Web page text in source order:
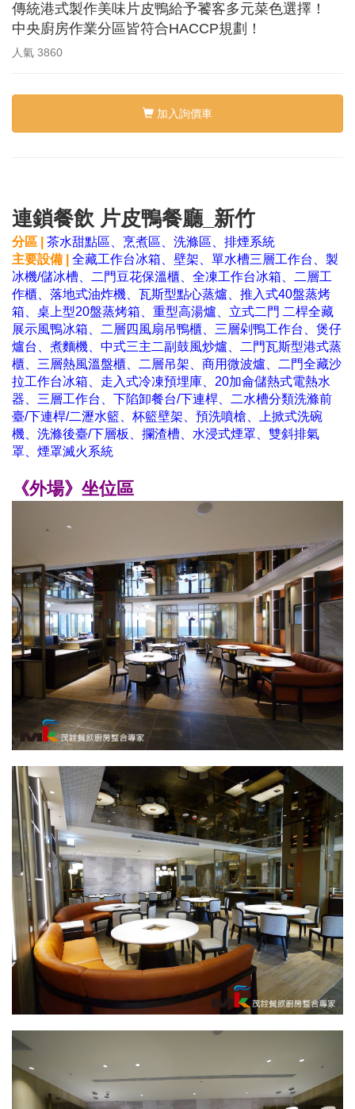
傳統港式製作美味片皮鴨給予饕客多元菜色選擇！
中央廚房作業分區皆符合HACCP規劃！
人氣 3860
加入詢價車
連鎖餐飲 片皮鴨餐廳_新竹
分區 |
茶水甜點區、烹煮區、洗滌區、排煙系統
主要設備 |
全藏工作台冰箱、壁架、單水槽三層工作台、製
冰機/儲冰槽、二門豆花保溫櫃、全凍工作台冰箱、二層工
作櫃、落地式油炸機、瓦斯型點心蒸爐、推入式40盤蒸烤
箱、桌上型20盤蒸烤箱、重型高湯爐、立式二門 二桿全藏
展示風鴨冰箱、二層四風扇吊鴨櫃、三層剁鴨工作台、煲仔
爐台、煮麵機、中式三主二副鼓風炒爐、二門瓦斯型港式蒸
櫃、三層熱風溫盤櫃、二層吊架、商用微波爐、二門全藏沙
拉工作台冰箱、走入式冷凍預埋庫、20加侖儲熱式電熱水
器、三層工作台、下陷卸餐台/下連桿、二水槽分類洗滌前
臺/下連桿/二瀝水籃、杯籃壁架、預洗噴槍、上掀式洗碗
機、洗滌後臺/下層板、攔渣槽、水浸式煙罩、雙斜排氣
罩、煙罩滅火系統
《外場》坐位區